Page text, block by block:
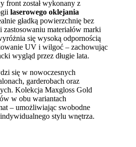
front został wykonany z
laserowego oklejania
gładką powierzchnię bez
materiałów marki
się wysoką odpornością
UV i wilgoć – zachowując
wygląd przez długie lata.
się w nowoczesnych
garderobach oraz
Kolekcja Maxgloss Gold
w obu wariantach
– umożliwiając swobodne
stylu wnętrza.